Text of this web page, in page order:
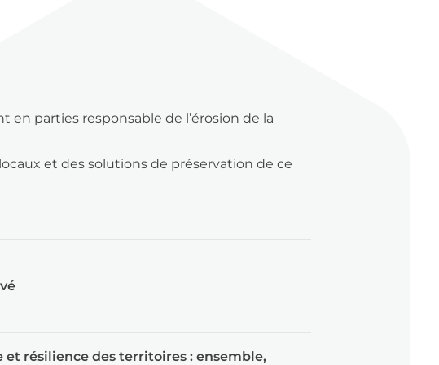
parties responsable de l’érosion de la
et des solutions de préservation de ce
résilience des territoires : ensemble,